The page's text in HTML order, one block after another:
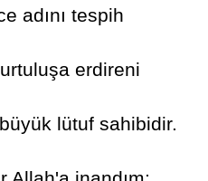
adını tespih
erdireni
lütuf sahibidir.